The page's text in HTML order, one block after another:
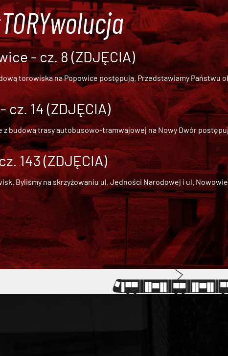
- cz. 8 (ZDJĘCIA)
torowiska na Popowice postępują. Przedstawiamy Państwu
cz. 14 (ZDJĘCIA)
zbudową trasy autobusowo-tramwajowej na Nowy Dwór
143 (ZDJĘCIA)
Byliśmy na skrzyżowaniu ul. Jedności Narodowej i ul.